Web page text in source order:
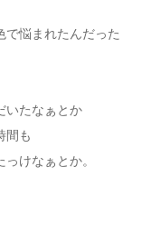
で悩まれたんだった
いたなぁとか
間も
けなぁとか。